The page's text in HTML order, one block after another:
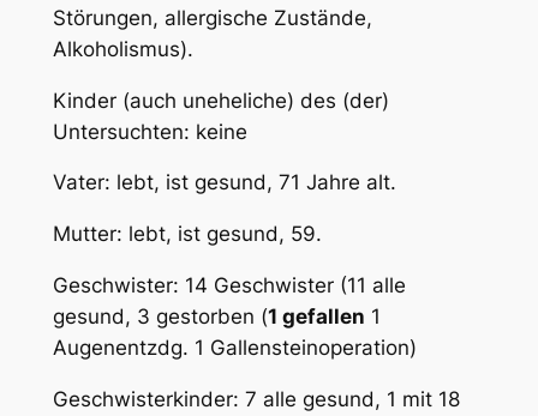
Störungen, allergische Zustände,
Alkoholismus).
Kinder (auch uneheliche) des (der)
Untersuchten: keine
Vater: lebt, ist gesund, 71 Jahre alt.
Mutter: lebt, ist gesund, 59.
Geschwister: 14 Geschwister (11 alle
gesund, 3 gestorben (1 gefallen 1
Augenentzdg. 1 Gallensteinoperation)
Geschwisterkinder: 7 alle gesund, 1 mit 18